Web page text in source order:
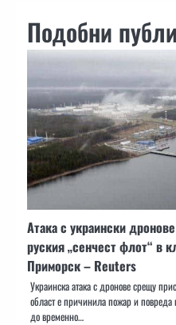
Подобни
Атака с украински
руския „сенчест флот“ в
Приморск – Reuters
Украинска атака с дронове срещу
област е причинила пожар и повреда
до временно…